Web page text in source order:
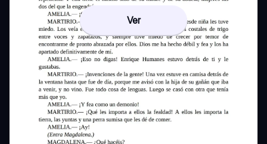
Ver